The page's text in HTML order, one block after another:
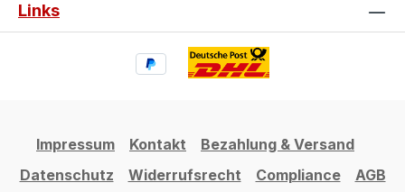
Links
Impressum Kontakt
Bezahlung & Versand
Datenschutz
Widerrufsrecht Compliance AGB